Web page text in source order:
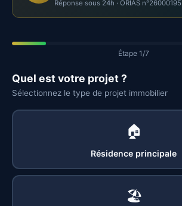
Réponse sous 24h · ORIAS n°26000195
Étape 1/7
Quel est votre projet ?
Sélectionnez le type de projet immobilier
🏠
Résidence principale
🏖️